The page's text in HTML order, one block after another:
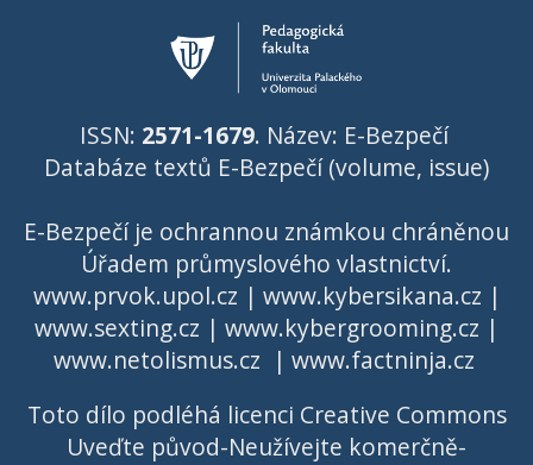
ISSN: 2571-1679. Název: E-Bezpečí
Databáze textů E-Bezpečí (volume, issue)
E-Bezpečí je ochrannou známkou chráněnou
Úřadem průmyslového vlastnictví.
www.prvok.upol.cz | www.kybersikana.cz |
www.sexting.cz | www.kybergrooming.cz |
www.netolismus.cz | www.factninja.cz
Toto dílo podléhá licenci Creative Commons
Uveďte původ-Neužívejte komerčně-